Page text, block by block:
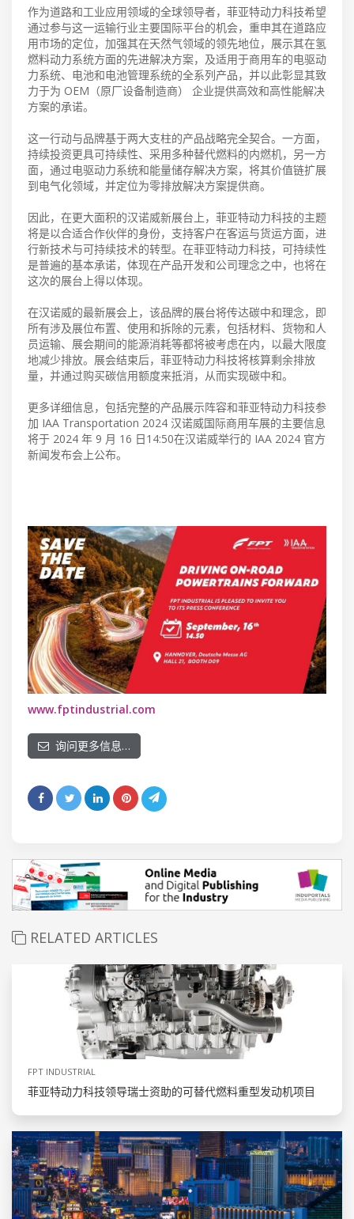
作为道路和工业应用领域的全球领导者，菲亚特动力科技希望
通过参与这一运输行业主要国际平台的机会，重申其在道路应
用市场的定位，加强其在天然气领域的领先地位，展示其在氢
燃料动力系统方面的先进解决方案，及适用于商用车的电驱动
力系统、电池和电池管理系统的全系列产品，并以此彰显其致
力于为 OEM（原厂设备制造商） 企业提供高效和高性能解决
方案的承诺。
这一行动与品牌基于两大支柱的产品战略完全契合。一方面，
持续投资更具可持续性、采用多种替代燃料的内燃机，另一方
面，通过电驱动力系统和能量储存解决方案，将其价值链扩展
到电气化领域，并定位为零排放解决方案提供商。
因此，在更大面积的汉诺威新展台上，菲亚特动力科技的主题
将是以合适合作伙伴的身份，支持客户在客运与货运方面，进
行新技术与可持续技术的转型。在菲亚特动力科技，可持续性
是普遍的基本承诺，体现在产品开发和公司理念之中，也将在
这次的展台上得以体现。
在汉诺威的最新展会上，该品牌的展台将传达碳中和理念，即
所有涉及展位布置、使用和拆除的元素，包括材料、货物和人
员运输、展会期间的能源消耗等都将被考虑在内，以最大限度
地减少排放。展会结束后，菲亚特动力科技将核算剩余排放
量，并通过购买碳信用额度来抵消，从而实现碳中和。
更多详细信息，包括完整的产品展示阵容和菲亚特动力科技参
加 IAA Transportation 2024 汉诺威国际商用车展的主要信息
将于 2024 年 9 月 16 日14:50在汉诺威举行的 IAA 2024 官方
新闻发布会上公布。
www.fptindustrial.com
询问更多信息…
RELATED ARTICLES
FPT INDUSTRIAL
菲亚特动力科技领导瑞士资助的可替代燃料重型发动机项目